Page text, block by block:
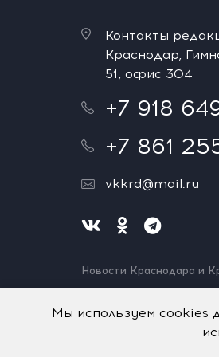
Контакты
Краснодар,
51, офис 304
+7 918
+7 861
vkkrd@mail.ru
Новости Краснодара и
Нашли ошибку?
Мы используем cookies